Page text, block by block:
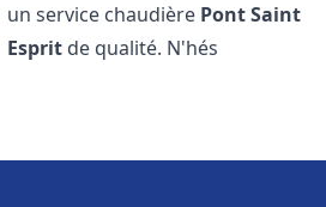
un service chaudière Pont Saint
Esprit de qualité. N'hés